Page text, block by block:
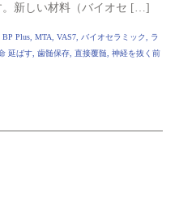
。新しい材料（バイオセ […]
BP Plus MTA VAS7 バイオセラミック
ラ
延ばす 歯髄保存 直接覆髄
神経を抜く前